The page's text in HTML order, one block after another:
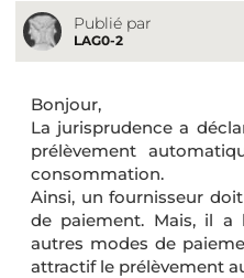
Publié par
LAG0-2
Bonjour,
La jurisprudence a
prélèvement
consommation.
Ainsi, un fournisseur
de paiement. Mais, il
autres modes de
attractif le prélèvement